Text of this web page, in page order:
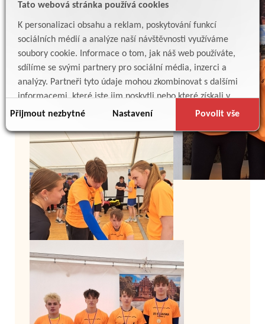
Tato webová stránka používá cookies
K personalizaci obsahu a reklam, poskytování funkcí
sociálních médií a analýze naší návštěvnosti využíváme
soubory cookie. Informace o tom, jak náš web používáte,
sdílíme se svými partnery pro sociální média, inzerci a
analýzy. Partneři tyto údaje mohou zkombinovat s dalšími
informacemi, které jste jim poskytli nebo které získali v
důsledku toho, že používáte jejich služby.
Přijmout nezbytné Nastavení Povolit vše